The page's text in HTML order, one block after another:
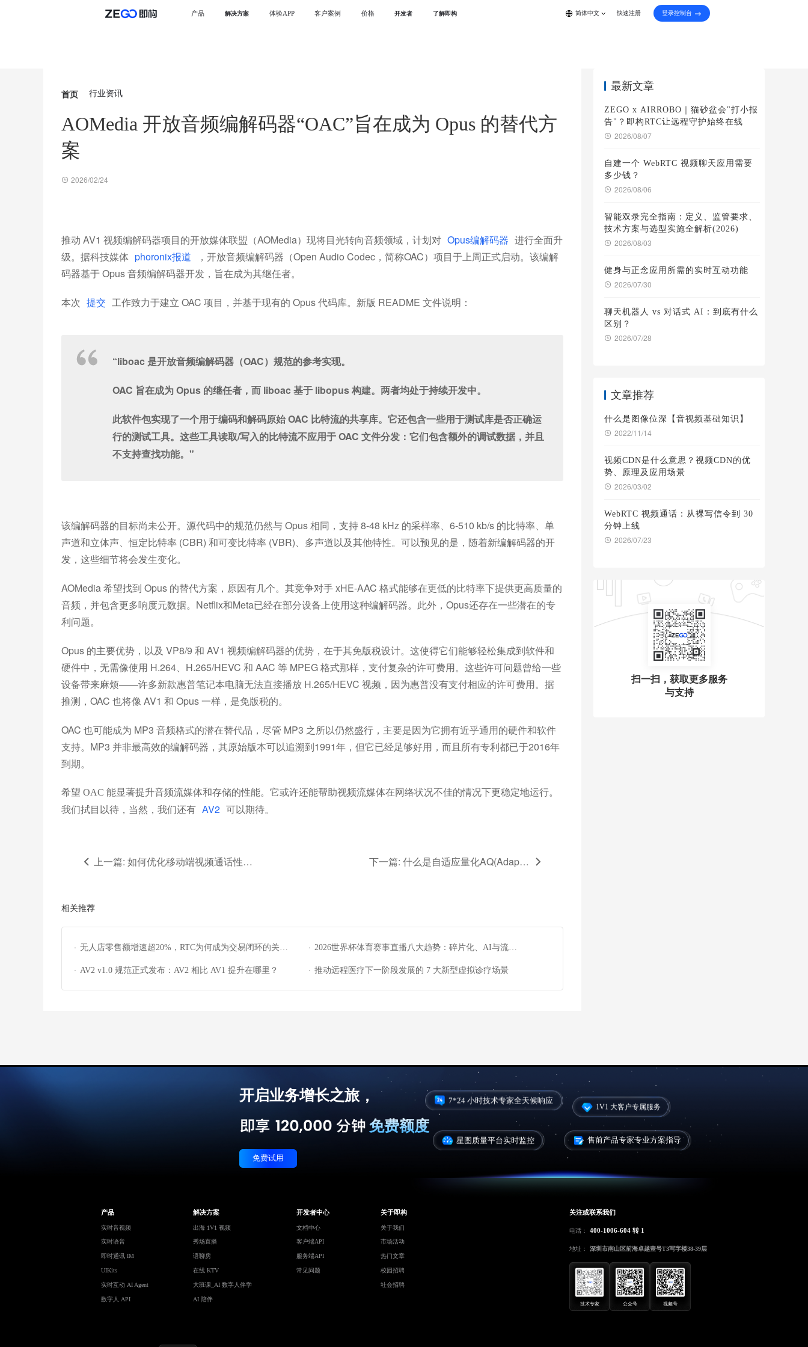
产品 解决方案 体验APP 客户案例 价格 开发者 了解即构 简体中文 快速注册 登录控制台
首页 行业资讯
AOMedia 开放音频编解码器“OAC”旨在成为 Opus 的替代方
案
2026/02/24
推动 AV1 视频编解码器项目的开放媒体联盟（AOMedia）现将目光转向音频领域，计划对 Opus编解码器 进行全面升
级。据科技媒体 phoronix报道
，开放音频编解码器（Open Audio Codec，简称OAC）项目于上周正式启动。该编解
码器基于 Opus 音频编解码器开发，旨在成为其继任者。
本次 提交 工作致力于建立 OAC 项目，并基于现有的 Opus 代码库。新版 README 文件说明：
“liboac 是开放音频编解码器（OAC）规范的参考实现。
OAC 旨在成为 Opus 的继任者，而 liboac 基于 libopus 构建。两者均处于持续开发中。
此软件包实现了一个用于编码和解码原始 OAC 比特流的共享库。它还包含一些用于测试库是否正确运
行的测试工具。这些工具读取/写入的比特流不应用于 OAC 文件分发：它们包含额外的调试数据，并且
不支持查找功能。"
该编解码器的目标尚未公开。源代码中的规范仍然与 Opus 相同，支持 8-48 kHz 的采样率、6-510 kb/s 的比特率、单
声道和立体声、恒定比特率 (CBR) 和可变比特率 (VBR)、多声道以及其他特性。可以预见的是，随着新编解码器的开
发，这些细节将会发生变化。
AOMedia 希望找到 Opus 的替代方案，原因有几个。其竞争对手 xHE-AAC 格式能够在更低的比特率下提供更高质量的
音频，并包含更多响度元数据。Netflix和Meta已经在部分设备上使用这种编解码器。此外，Opus还存在一些潜在的专
利问题。
Opus 的主要优势，以及 VP8/9 和 AV1 视频编解码器的优势，在于其免版税设计。这使得它们能够轻松集成到软件和
硬件中，无需像使用 H.264、H.265/HEVC 和 AAC 等 MPEG 格式那样，支付复杂的许可费用。这些许可问题曾给一些
设备带来麻烦——许多新款惠普笔记本电脑无法直接播放 H.265/HEVC 视频，因为惠普没有支付相应的许可费用。据
推测，OAC 也将像 AV1 和 Opus 一样，是免版税的。
OAC 也可能成为 MP3 音频格式的潜在替代品，尽管 MP3 之所以仍然盛行，主要是因为它拥有近乎通用的硬件和软件
支持。MP3 并非最高效的编解码器，其原始版本可以追溯到1991年，但它已经足够好用，而且所有专利都已于2016年
到期。
希望 OAC 能显著提升音频流媒体和存储的性能。它或许还能帮助视频流媒体在网络状况不佳的情况下更稳定地运行。
我们拭目以待，当然，我们还有 AV2 可以期待。
上一篇: 如何优化移动端视频通话性能？ 下一篇: 什么是自适应量化AQ(Adaptive Quantization)?
相关推荐
· 无人店零售额增速超20%，RTC为何成为交易闭环的关
· 2026世界杯体育赛事直播八大趋势：碎片化、AI与流媒
· AV2 v1.0 规范正式发布：AV2 相比 AV1 提升在哪里？ · 推动远程医疗下一阶段发展的 7 大新型虚拟诊疗场景
最新文章
ZEGO x AIRROBO｜猫砂盆会"打小报
告"？即构RTC让远程守护始终在线
2026/08/07
自建一个 WebRTC 视频聊天应用需要
多少钱？
2026/08/06
智能双录完全指南：定义、监管要求、
技术方案与选型实施全解析(2026)
2026/08/03
健身与正念应用所需的实时互动功能
2026/07/30
聊天机器人 vs 对话式 AI：到底有什么
区别？
2026/07/28
文章推荐
什么是图像位深【音视频基础知识】
2022/11/14
视频CDN是什么意思？视频CDN的优
势、原理及应用场景
2026/03/02
WebRTC 视频通话：从裸写信令到 30
分钟上线
2026/07/23
扫一扫，获取更多服务
与支持
开启业务增长之旅，
免费额度
免费试用
7*24 小时技术专家全天候响应
1V1 大客户专属服务
星图质量平台实时监控 售前产品专家专业方案指导
产品
实时音视频
实时语音
即时通讯 IM
UIKits
实时互动 AI Agent
数字人 API
解决方案
出海 1V1 视频
秀场直播
语聊房
在线 KTV
大班课_AI 数字人伴学
AI 陪伴
开发者中心
文档中心
客户端API
服务端API
常见问题
关于即构
关于我们
市场活动
热门文章
校园招聘
社会招聘
关注或联系我们
电话： 400-1006-604 转 1
地址： 深圳市南山区前海卓越壹号T3写字楼38-39层
技术专家 公众号 视频号